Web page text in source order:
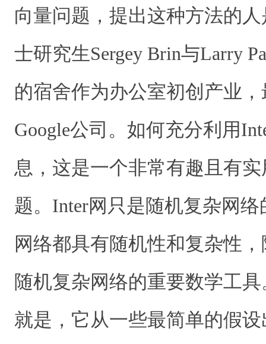
向量问题，提出这种方法的
士研究生Sergey Brin与Larry
的宿舍作为办公室初创产业
Google公司。如何充分利用
息，这是一个非常有趣且有
题。Inter网只是随机复杂网
网络都具有随机性和复杂性
随机复杂网络的重要数学工
就是，它从一些最简单的假